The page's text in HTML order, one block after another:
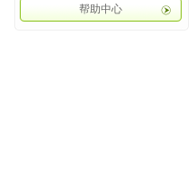
帮助中心